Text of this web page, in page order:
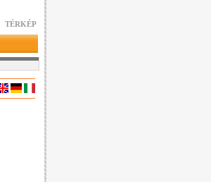
TÉRKÉP